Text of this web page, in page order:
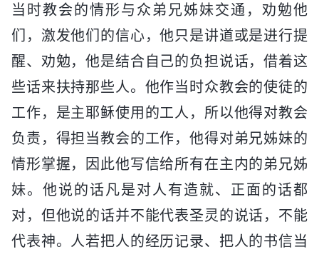
当时教会的情形与众弟兄姊妹交通，劝勉他
们，激发他们的信心，他只是讲道或是进行提
醒、劝勉，他是结合自己的负担说话，借着这
些话来扶持那些人。他作当时众教会的使徒的
工作，是主耶稣使用的工人，所以他得对教会
负责，得担当教会的工作，他得对弟兄姊妹的
情形掌握，因此他写信给所有在主内的弟兄姊
妹。他说的话凡是对人有造就、正面的话都
对，但他说的话并不能代表圣灵的说话，不能
代表神。人若把人的经历记录、把人的书信当